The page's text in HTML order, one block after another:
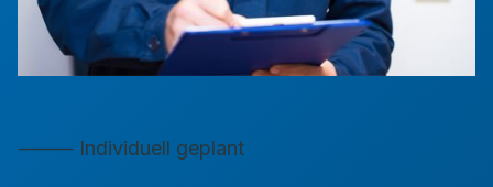
⸻ Individuell geplant